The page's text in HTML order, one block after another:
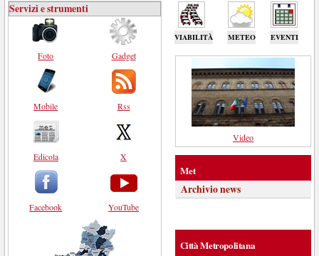
VIABILITÀ METEO EVENTI
Servizi e strumenti
Foto
Mobile
Edicola
Facebook
Gadget
Rss
X
YouTube
Video
Met
Archivio news
Città Metropolitana